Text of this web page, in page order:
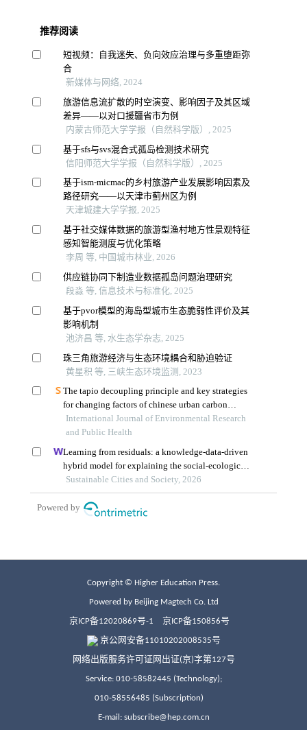
Copyright © Higher Education Press.
Powered by Beijing Magtech Co. Ltd
京ICP备12020869号-1 京ICP备150856号
京公网安备11010202008535号
网络出版服务许可证网出证(京)字第127号
Service: 010-58582445 (Technology);
010-58556485 (Subscription)
E-mail: subscribe@hep.com.cn